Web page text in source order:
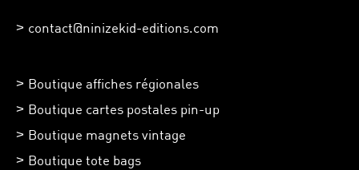
contact@ninizekid-editions.com
Boutique affiches régionales
Boutique cartes postales pin-up
Boutique magnets vintage
Boutique tote bags